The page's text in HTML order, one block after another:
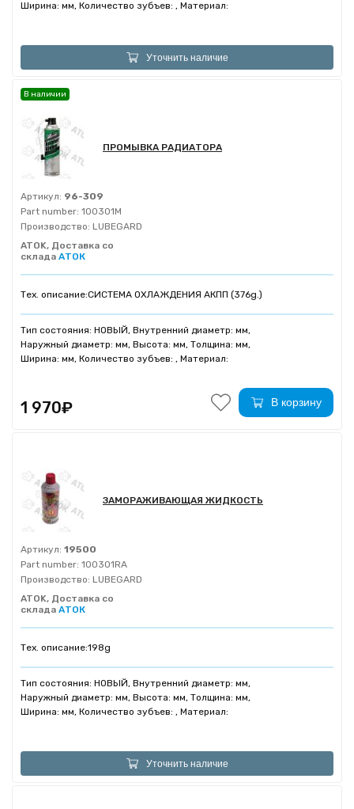
Ширина: мм, Количество зубъев: , Материал:
Уточнить наличие
ПРОМЫВКА РАДИАТОРА
Артикул: 96-309
Part number: 100301M
Производство: LUBEGARD
ATOK, Доставка со
склада АТОК
Тех. описание:СИСТЕМА ОХЛАЖДЕНИЯ АКПП (376g.)
Тип состояния: НОВЫЙ, Внутренний диаметр: мм,
Наружный диаметр: мм, Высота: мм, Толщина: мм,
Ширина: мм, Количество зубъев: , Материал:
В наличии
1 970₽ В корзину
ЗАМОРАЖИВАЮЩАЯ ЖИДКОСТЬ
Артикул: 19500
Part number: 100301RA
Производство: LUBEGARD
ATOK, Доставка со
склада АТОК
Тех. описание:198g
Тип состояния: НОВЫЙ, Внутренний диаметр: мм,
Наружный диаметр: мм, Высота: мм, Толщина: мм,
Ширина: мм, Количество зубъев: , Материал:
Уточнить наличие